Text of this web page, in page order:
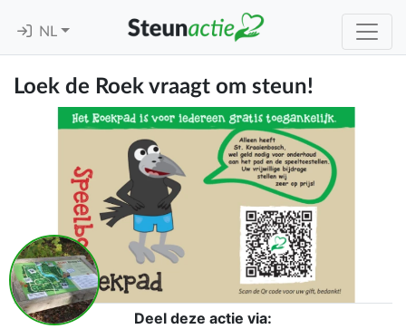
NL
Loek de Roek vraagt om steun!
Deel deze actie via: